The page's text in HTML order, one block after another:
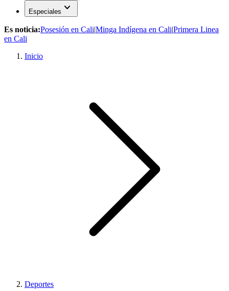
Especiales expand_more
Es noticia:Posesión en Cali|Minga Indígena en Cali|Primera Linea
en Cali
Inicio
Deportes